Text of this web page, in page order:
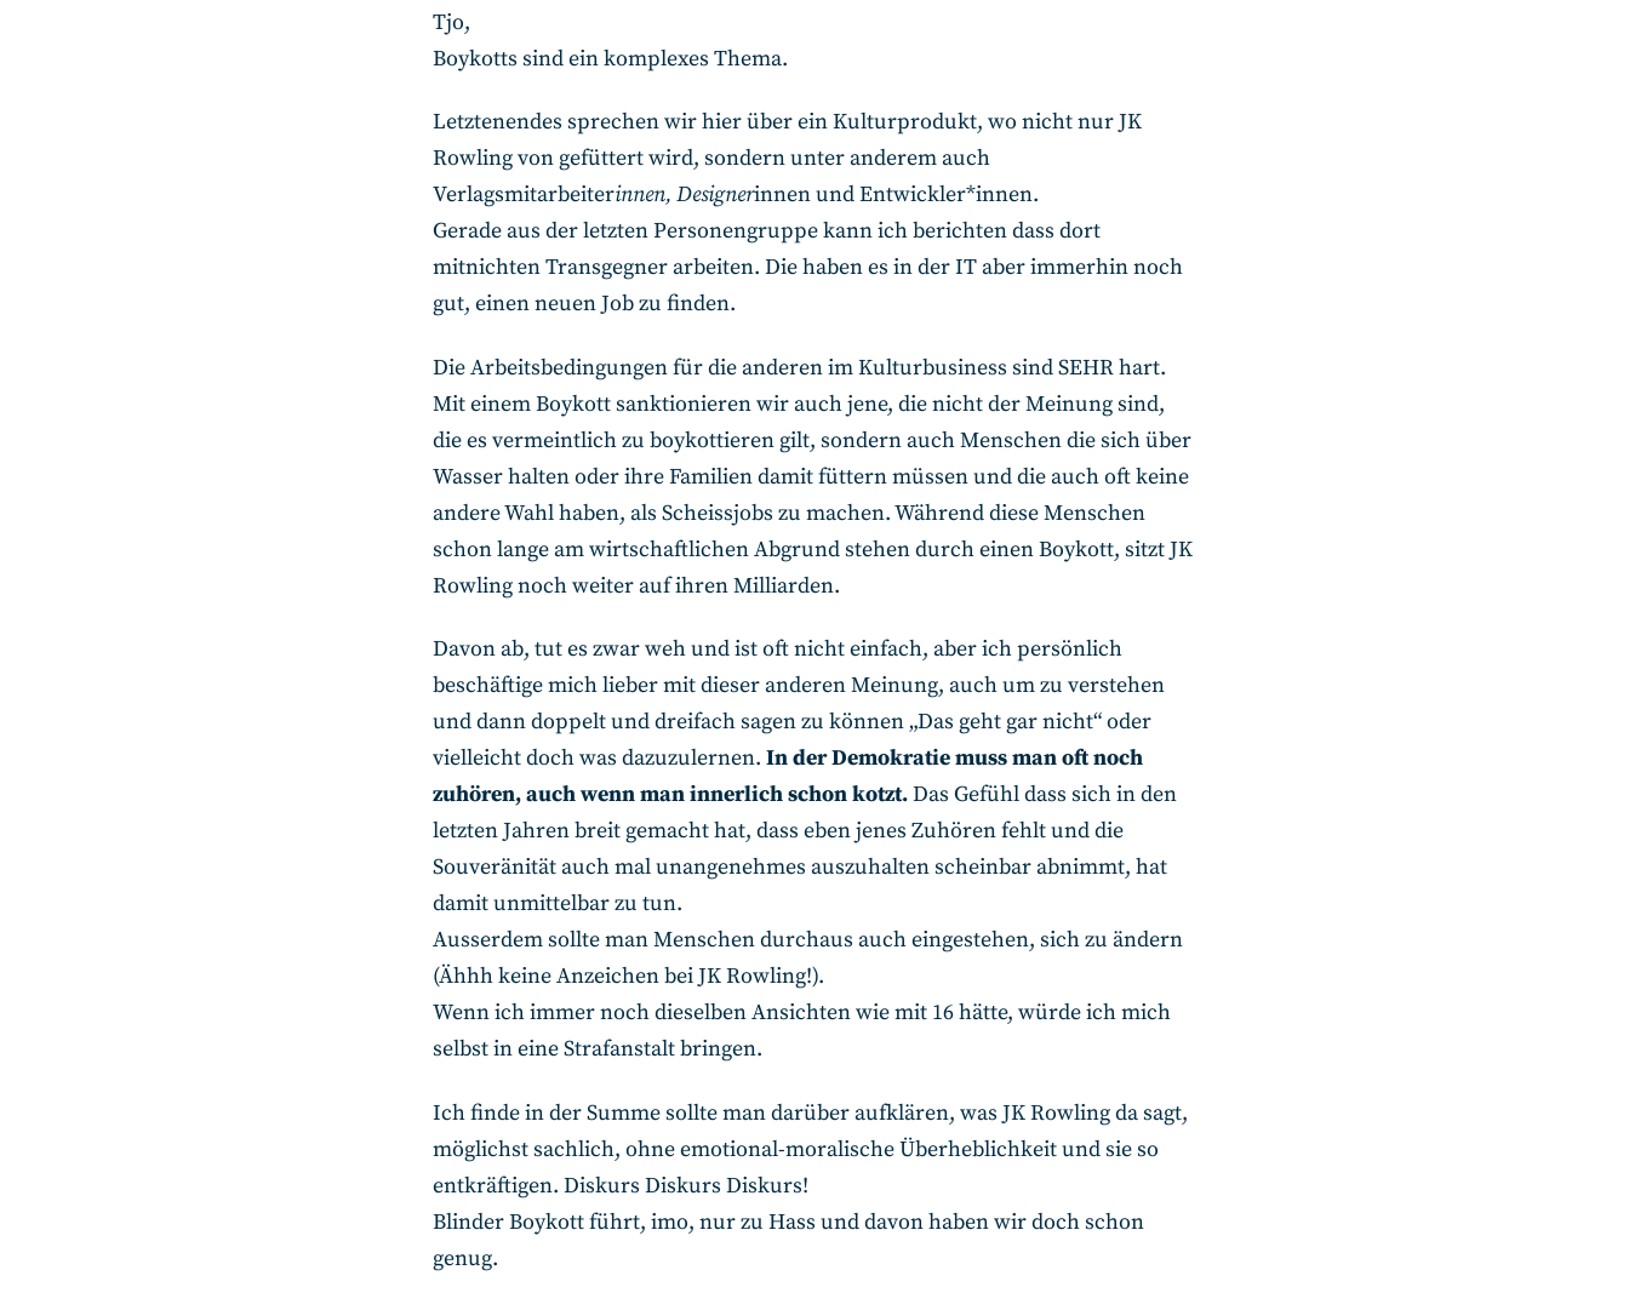
Tjo,
Boykotts sind ein komplexes Thema.
Letztenendes sprechen wir hier über ein Kulturprodukt, wo nicht nur JK
Rowling von gefüttert wird, sondern unter anderem auch
Verlagsmitarbeiterinnen, Designerinnen und Entwickler*innen.
Gerade aus der letzten Personengruppe kann ich berichten dass dort
mitnichten Transgegner arbeiten. Die haben es in der IT aber immerhin noch
gut, einen neuen Job zu finden.
Die Arbeitsbedingungen für die anderen im Kulturbusiness sind SEHR hart.
Mit einem Boykott sanktionieren wir auch jene, die nicht der Meinung sind,
die es vermeintlich zu boykottieren gilt, sondern auch Menschen die sich über
Wasser halten oder ihre Familien damit füttern müssen und die auch oft keine
andere Wahl haben, als Scheissjobs zu machen. Während diese Menschen
schon lange am wirtschaftlichen Abgrund stehen durch einen Boykott, sitzt JK
Rowling noch weiter auf ihren Milliarden.
Davon ab, tut es zwar weh und ist oft nicht einfach, aber ich persönlich
beschäftige mich lieber mit dieser anderen Meinung, auch um zu verstehen
und dann doppelt und dreifach sagen zu können „Das geht gar nicht“ oder
vielleicht doch was dazuzulernen. In der Demokratie muss man oft noch
zuhören, auch wenn man innerlich schon kotzt.Das Gefühl dass sich in den
letzten Jahren breit gemacht hat, dass eben jenes Zuhören fehlt und die
Souveränität auch mal unangenehmes auszuhalten scheinbar abnimmt, hat
damit unmittelbar zu tun.
Ausserdem sollte man Menschen durchaus auch eingestehen, sich zu ändern
(Ähhh keine Anzeichen bei JK Rowling!).
Wenn ich immer noch dieselben Ansichten wie mit 16 hätte, würde ich mich
selbst in eine Strafanstalt bringen.
Ich finde in der Summe sollte man darüber aufklären, was JK Rowling da sagt,
möglichst sachlich, ohne emotional-moralische Überheblichkeit und sie so
entkräftigen. Diskurs Diskurs Diskurs!
Blinder Boykott führt, imo, nur zu Hass und davon haben wir doch schon
genug.